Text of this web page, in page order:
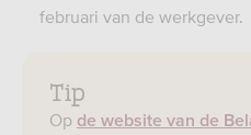
februari van de werkgever.
Tip
Op de website van de